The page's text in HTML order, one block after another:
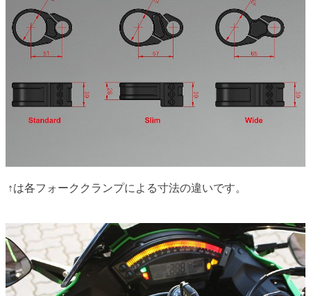
↑は各フォーククランプによる寸法の違いです。